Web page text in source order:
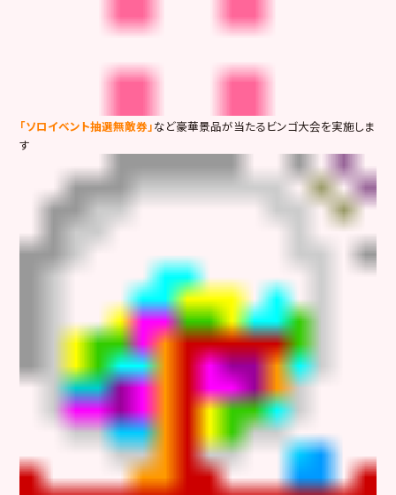
「ソロイベント抽選無敵券」など豪華景品が当たるビンゴ大会を実施しま
す